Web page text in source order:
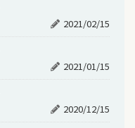
2021/02/15
2021/01/15
2020/12/15